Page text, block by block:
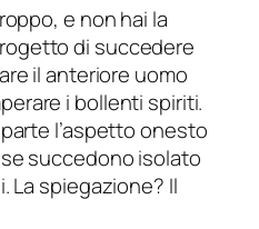
e non hai la
di succedere
il anteriore uomo
i bollenti spiriti.
l’aspetto onesto
succedono isolato
La spiegazione? Il